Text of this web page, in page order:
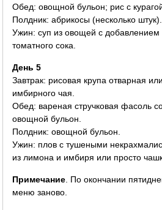
Обед: овощной бульон; рис с
Полдник: абрикосы (несколько штук).
Ужин: суп из овощей с добавлением
томатного сока.
День 5
Завтрак: рисовая крупа отварная
имбирного чая.
Обед: вареная стручковая фасоль
овощной бульон.
Полдник: овощной бульон.
Ужин: плов с тушеными
из лимона и имбиря или просто
Примечание . По окончании
меню заново.